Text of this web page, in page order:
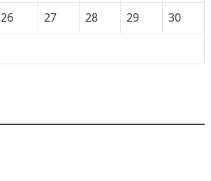
26 27 28 29
30